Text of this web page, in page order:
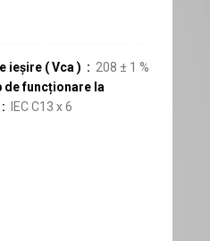
ieșire (Vca ) 208 ± 1 %
de funcționare la
IEC C13 x6